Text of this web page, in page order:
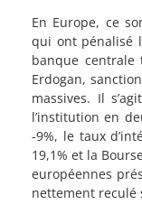
En Europe, ce
qui ont pénalisé
banque
Erdogan,
massives. Il
l’institution en
-9%, le taux
19,1% et la
européennes
nettement reculé